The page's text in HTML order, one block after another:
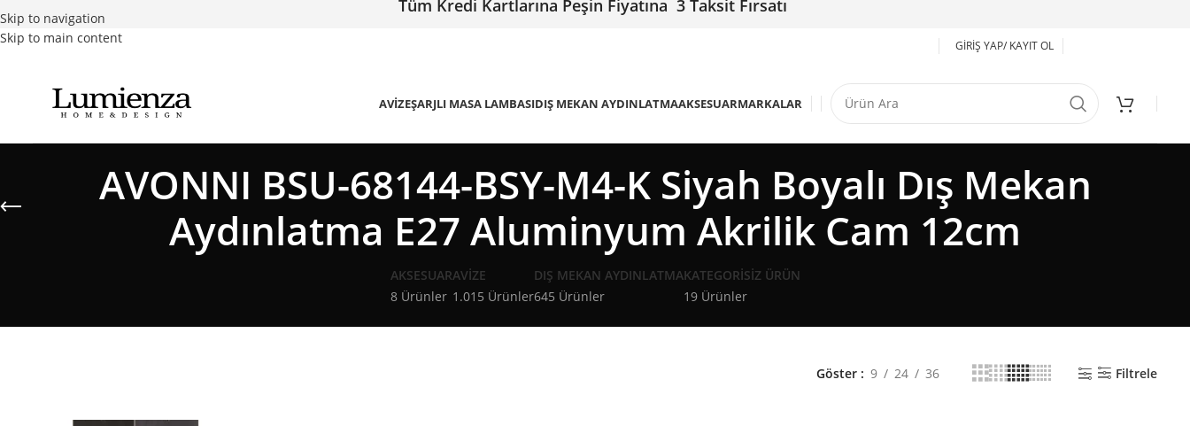
Skip to navigation
Skip to main content
Tüm Kredi Kartlarına Peşin Fiyatına 3 Taksit Fırsatı
GIRIŞ YAP/ KAYIT OL
AVIZEŞARJLI MASA LAMBASIDIŞ MEKAN AYDINLATMAAKSESUARMARKALAR
AVONNI BSU-68144-BSY-M4-K Siyah Boyalı Dış Mekan
Aydınlatma E27 Aluminyum Akrilik Cam 12cm
AKSESUAR
8 Ürünler
AVIZE
1.015 Ürünler
DIŞ MEKAN AYDINLATMA
645 Ürünler
KATEGORISIZ ÜRÜN
19 Ürünler
Göster 9 24 36 Filtrele